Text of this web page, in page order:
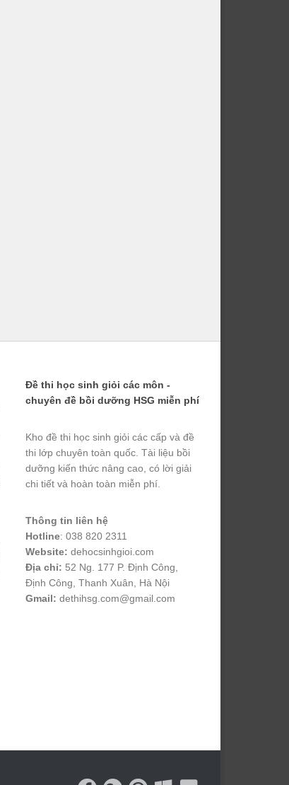
Đề thi học sinh giỏi các môn -
chuyên đề bồi dưỡng HSG miễn phí
Kho đề thi học sinh giỏi các cấp và đề
thi lớp chuyên toàn quốc. Tài liệu bồi
dưỡng kiến thức nâng cao, có lời giải
chi tiết và hoàn toàn miễn phí.
Thông tin liên hệ
Hotline: 038 820 2311
Website: dehocsinhgioi.com
Địa chỉ: 52 Ng. 177 P. Định Công,
Định Công, Thanh Xuân, Hà Nội
Gmail: dethihsg.com@gmail.com